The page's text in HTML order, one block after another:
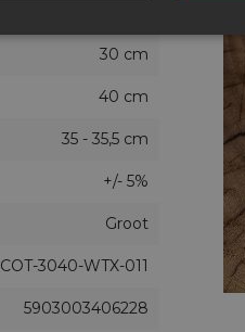
30 cm
40 cm
35 - 35,5 cm
+/- 5%
Groot
COT-3040-WTX-011
5903003406228